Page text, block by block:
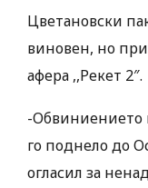
Цветановски
виновен, но
афера ,,Рекет 2″.
-Обвиниението
го поднело до
огласил за